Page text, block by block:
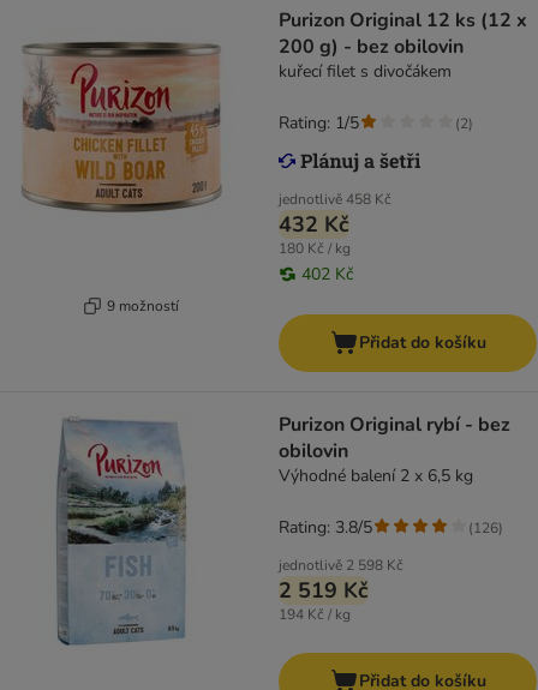
9 možností
Purizon Original 12 ks (12 x
200 g) - bez obilovin
kuřecí filet s divočákem
jednotlivě458 Kč
432 Kč
180 Kč / kg
402 Kč
Rating: 1/5 (2)
Přidat do košíku
Purizon Original rybí - bez
obilovin
Výhodné balení 2 x 6,5 kg
jednotlivě 2 598 Kč
2 519 Kč
194 Kč / kg
Rating: 3.8/5 (126)
Přidat do košíku